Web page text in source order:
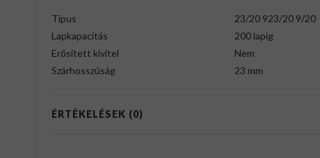
Típus
23/20 923/20 9/20
Lapkapacitás
200 lapig
Erősített kivitel
Nem
Szárhosszúság
23 mm
ÉRTÉKELÉSEK (0)